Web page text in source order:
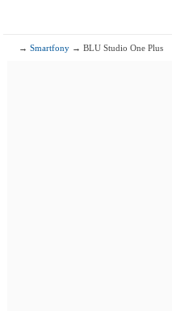
→Smartfony → BLU Studio One Plus